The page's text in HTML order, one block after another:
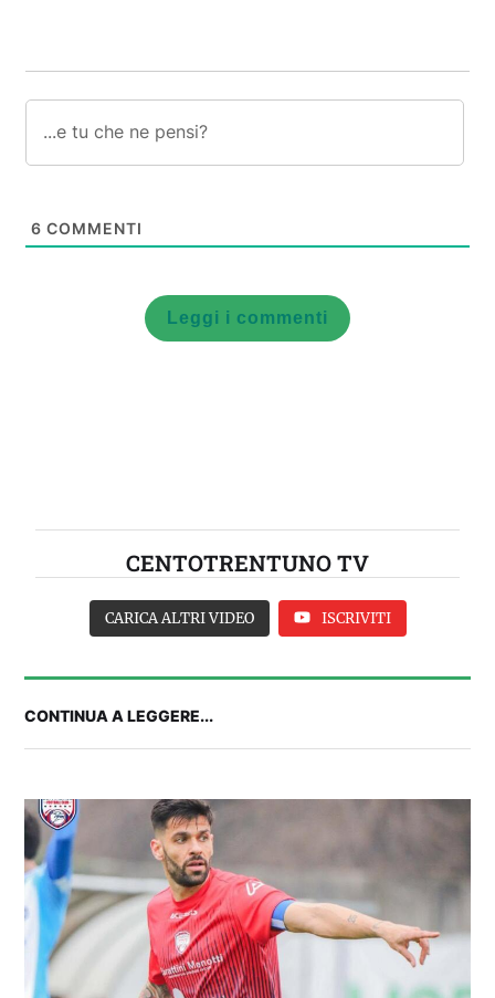
6 COMMENTI
Leggi i commenti
CENTOTRENTUNO TV
FANTA 131 LIVE | La nuova stagione al
fantacalcio: le novità di Fanta 131 e chi
acquistare
CARICA ALTRI VIDEO ISCRIVITI
CONTINUA A LEGGERE...